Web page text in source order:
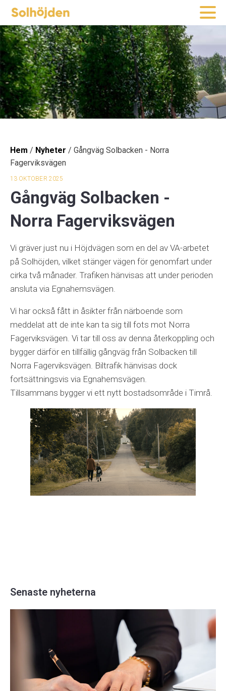
Hem / Nyheter / Gångväg Solbacken - Norra
Fagerviksvägen
13 OKTOBER 2025
Gångväg Solbacken -
Norra Fagerviksvägen
Vi gräver just nu i Höjdvägen som en del av VA-arbetet
på Solhöjden, vilket stänger vägen för genomfart under
cirka två månader. Trafiken hänvisas att under perioden
ansluta via Egnahemsvägen.
Vi har också fått in åsikter från närboende som
meddelat att de inte kan ta sig till fots mot Norra
Fagerviksvägen. Vi tar till oss av denna återkoppling och
bygger därför en tillfällig gångväg från Solbacken till
Norra Fagerviksvägen. Biltrafik hänvisas dock
fortsättningsvis via Egnahemsvägen.
Tillsammans bygger vi ett nytt bostadsområde i Timrå.
Senaste nyheterna